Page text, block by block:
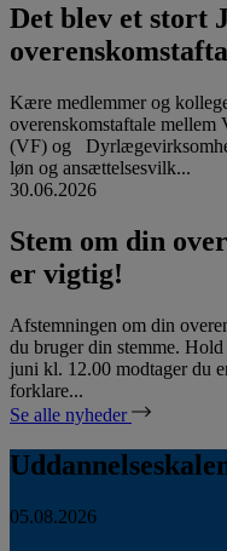
Det blev et stort
Kære medlemmer og
overenskomstaftale mellem
(VF) og
løn og ansættelsesvilk...
30.06.2026
Stem om din
er vigtig!
Afstemningen om din
du bruger din stemme.
juni kl. 12.00 modtager du
forklare...
Se alle nyheder
05.08.2026